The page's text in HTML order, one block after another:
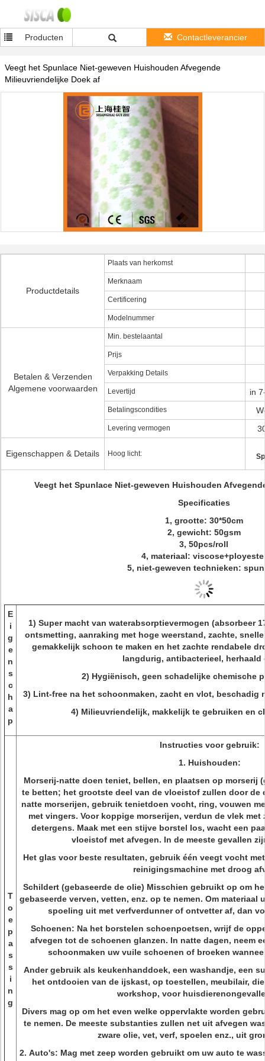
Producten Contactleverancier
Veegt het Spunlace Niet-geweven Huishouden Afvegende
Milieuvriendelijke Doek af
Productdetails
Plaats van herkomst
Merknaam
Certificering
Modelnummer
Betalen & Verzenden
Algemene voorwaarden
Min. bestelaantal
Prijs
Verpakking Details
Levertijd in
Betalingscondities
Levering vermogen
Eigenschappen & Details Hoog licht:
Veegt het Spunlace Niet-geweven Huishouden
Specificaties
1, grootte: 30*50cm
2, gewicht: 50gsm
3, 50pcs/roll
4, materiaal:
5, niet-geweven technieken:
E
i
g
e
n
s
c
h
a
p
1) Super macht van waterabsorptievermogen (absorbeer
ontsmetting, aanraking met hoge weerstand, zachte,
gemakkelijk schoon te maken en het zachte rendabele
langdurig, antibacterieel, herhaald
2) Hygiënisch, geen schadelijke chemische
3) Lint-free na het schoonmaken, zacht en vlot, beschadig
4) Milieuvriendelijk, makkelijk te gebruiken en
T
o
e
p
a
s
s
i
n
g
Instructies voor gebruik:
1. Huishouden:
Morserij-natte doen teniet, bellen, en plaatsen op morserij
te betten; het grootste deel van de vloeistof zullen door de
natte morserijen, gebruik tenietdoen vocht, ring, vouwen
met vingers. Voor koppige morserijen, verdun de vlek
detergens. Maak met een stijve borstel los, wacht een
vloeistof met afvegen. In de meeste gevallen
Het glas voor beste resultaten, gebruik één veegt vocht
reinigingsmachine met droog
Schildert (gebaseerde de olie) Misschien gebruikt op om
gebaseerde verven, vetten, enz. op te nemen. Om
spoeling uit met verfverdunner of ontvetter af, dan
Schoenen: Na het borstelen schoenpoetsen, wrijf de
afvegen tot de schoenen glanzen. In natte dagen, neem
schoonmaken uw vuile schoenen of broeken
Ander gebruik als keukenhanddoek, een washandje, een
het ontdooien van de ijskast, op toestellen, meubilair,
workshop, voor
Divers mag op om het even welke oppervlakte worden
te nemen. De meeste substanties zullen net uit afvegen
zware olie, vet, verf, spoelen enz., uit
2. Auto's: Mag met zeep worden gebruikt om uw auto te